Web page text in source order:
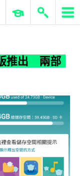
ERP 與商業 AI
推出 兩部